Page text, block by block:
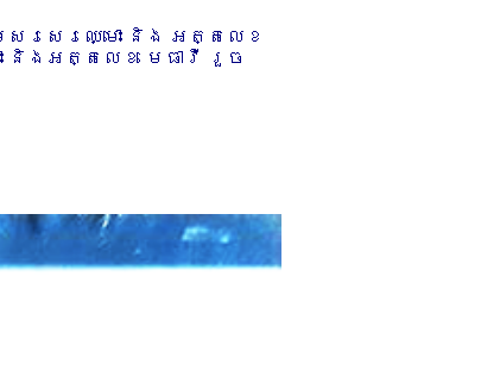
រសេរឈ្មោះ និង អត្តលេខ
ងអត្តលេខ មេធាវី រួច